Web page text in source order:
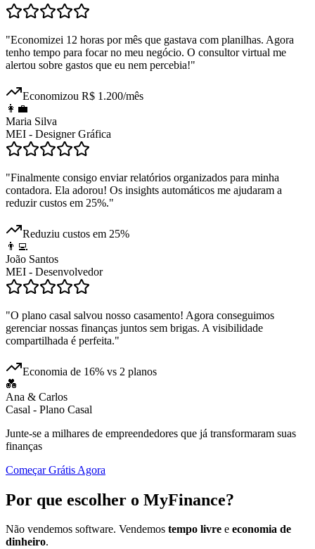
"Economizei 12 horas por mês que gastava com planilhas. Agora
tenho tempo para focar no meu negócio. O consultor virtual me
alertou sobre gastos que eu nem percebia!"
Economizou R$ 1.200/mês
👩‍💼
Maria Silva
MEI - Designer Gráfica
"Finalmente consigo enviar relatórios organizados para minha
contadora. Ela adorou! Os insights automáticos me ajudaram a
reduzir custos em 25%."
Reduziu custos em 25%
👨‍💻
João Santos
MEI - Desenvolvedor
"O plano casal salvou nosso casamento! Agora conseguimos
gerenciar nossas finanças juntos sem brigas. A visibilidade
compartilhada é perfeita."
Economia de 16% vs 2 planos
💑
Ana & Carlos
Casal - Plano Casal
Junte-se a milhares de empreendedores que já transformaram suas
finanças
Começar Grátis Agora
Por que escolher o MyFinance?
Não vendemos software. Vendemos tempo livre e economia de
dinheiro.